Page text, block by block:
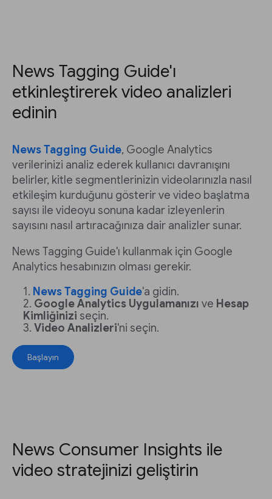
News Tagging Guide'ı
etkinleştirerek video analizleri
edinin
News Tagging Guide, Google Analytics
verilerinizi analiz ederek kullanıcı davranışını
belirler, kitle segmentlerinizin videolarınızla nasıl
etkileşim kurduğunu gösterir ve video başlatma
sayısı ile videoyu sonuna kadar izleyenlerin
sayısını nasıl artıracağınıza dair analizler sunar.
News Tagging Guide'ı kullanmak için Google
Analytics hesabınızın olması gerekir.
News Tagging Guide'a gidin.
Google Analytics Uygulamanızı ve Hesap
Kimliğinizi seçin.
Video Analizleri'ni seçin.
Başlayın
News Consumer Insights ile
video stratejinizi geliştirin